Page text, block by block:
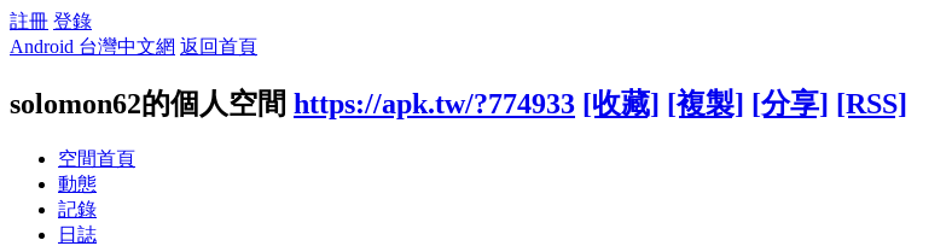
註冊 登錄
Android 台灣中文網 返回首頁
solomon62的個人空間 https://apk.tw/?774933 [收藏] [複製] [分享] [RSS]
空間首頁
動態
記錄
日誌